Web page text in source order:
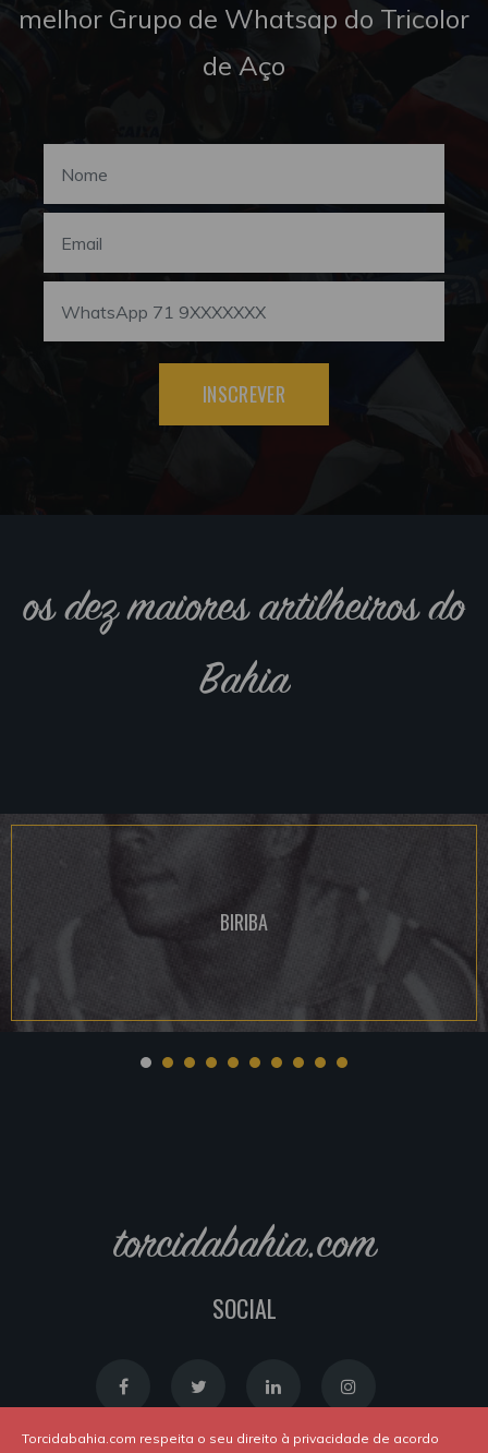
melhor Grupo de Whatsap do Tricolor
de Aço
INSCREVER
os dez maiores artilheiros do
Bahia
BIRIBA
torcidabahia.com
SOCIAL
Torcidabahia.com respeita o seu direito à privacidade de acordo